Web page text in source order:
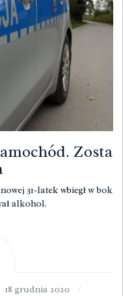
Zosta
31-latek wbiegł w bok
alkohol.
18 grudnia 2020
/